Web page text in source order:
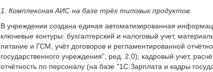
1. Комплексная АИС на базе трёх типовых продуктов.
В учреждении создана единая автоматизированная
ключевые контуры: бухгалтерский и налоговый учет,
питание и ГСМ, учёт договоров и регламентированной
государственного учреждения", ред. 2.0); кадровый учет,
отчётность по персоналу (на базе "1С:Зарплата и кадры